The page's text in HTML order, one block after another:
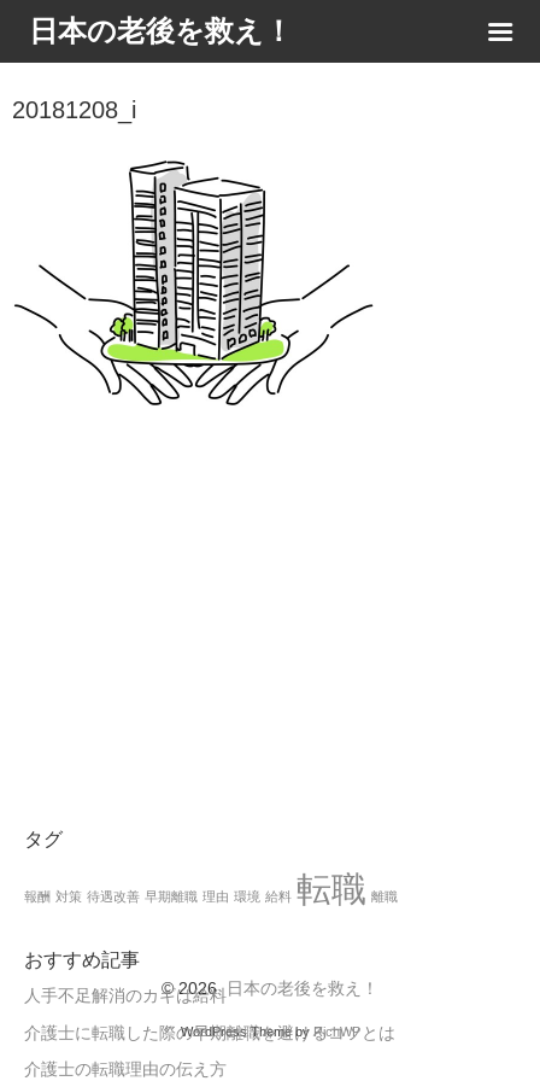
日本の老後を救え！
20181208_i
タグ
報酬 対策 待遇改善 早期離職 理由 環境 給料 転職 離職
おすすめ記事
人手不足解消のカギは給料
介護士に転職した際の早期離職を避けるコツとは
介護士の転職理由の伝え方
© 2026 日本の老後を救え！
WordPress Theme by RichWP